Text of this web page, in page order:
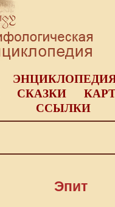
СКАЗКИ
ССЫЛКИ
Эпит